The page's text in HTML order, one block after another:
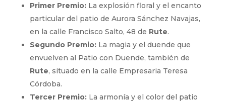
Primer Premio:La explosión floral y el encanto
particular del patio de Aurora Sánchez Navajas,
en la calle Francisco Salto, 48 de Rute.
Segundo Premio:La magia y el duende que
envuelven al Patio con Duende, también de
Rute, situado en la calle Empresaria Teresa
Córdoba.
Tercer Premio:La armonía y el color del patio